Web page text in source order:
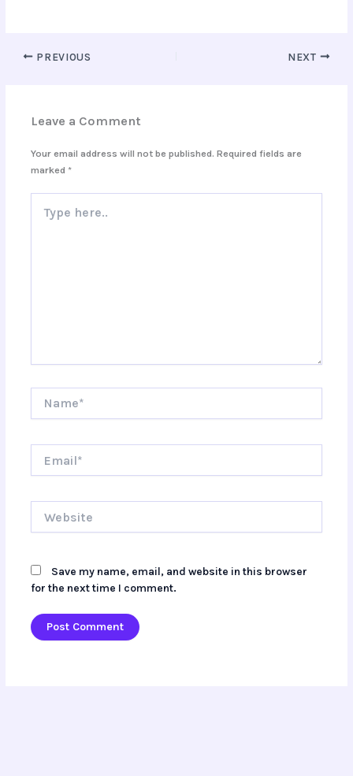
PREVIOUS NEXT
Leave a Comment
Your email address will not be published. Required fields are
marked *
here..
Save my name, email, and website in this browser
for the next time I comment.